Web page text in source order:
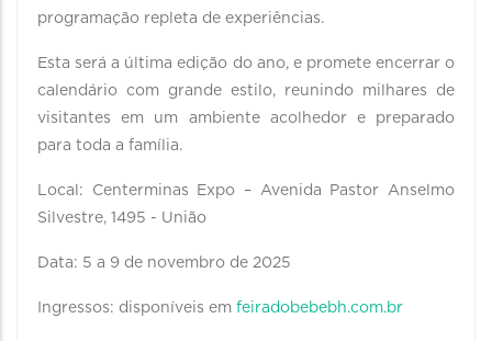
programação repleta de experiências.
Esta será a última edição do ano, e promete encerrar o
calendário com grande estilo, reunindo milhares de
visitantes em um ambiente acolhedor e preparado
para toda a família.
Local: Centerminas Expo – Avenida Pastor Anselmo
Silvestre, 1495 - União
Data: 5 a 9 de novembro de 2025
Ingressos: disponíveis em feiradobebebh.com.br